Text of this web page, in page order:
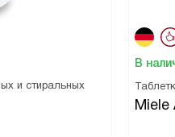
и стиральных
В
Miele